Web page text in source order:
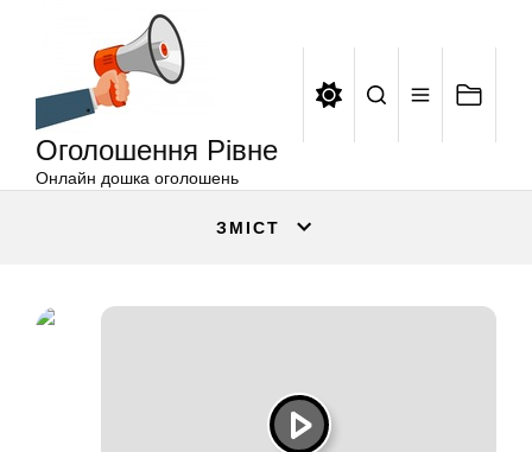
Оголошення Рівне
Онлайн дошка оголошень
ЗМІСТ